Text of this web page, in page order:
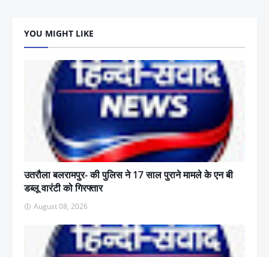
YOU MIGHT LIKE
उतरौला बलरामपुर- की पुलिस ने 17 साल पुराने मामले के एन बी
डब्लू वारंटी को गिरफ्तार
August 08, 2026